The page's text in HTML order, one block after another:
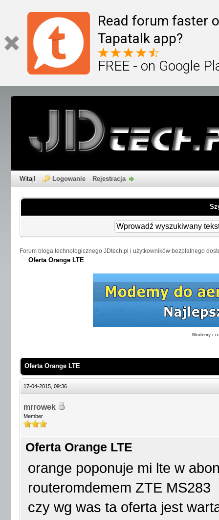
Read forum faster
Tapatalk app?
FREE - on Google
Witaj! Logowanie Rejestracja
Forum bloga technologicznego JDtech.pl i użytkowników bezpłatnego
Oferta Orange LTE
Modemy i
Oferta Orange LTE
17-04-2015, 09:36
mrrowek
Member
Oferta Orange LTE
orange poponuje mi lte w
routeromdemem ZTE MS283
czy wg was ta oferta jest